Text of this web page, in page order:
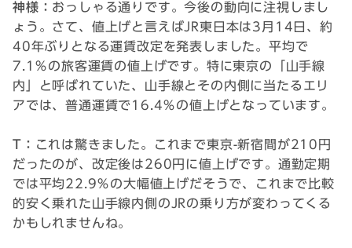
神様： おっしゃる通りです。今後の動向に注視しまし
ょう。さて、値上げと言えばJR東日本は3月14日、約
40年ぶりとなる運賃改定を発表しました。平均で
7.1％の旅客運賃の値上げです。特に東京の「山手線
内」と呼ばれていた、山手線とその内側に当たるエリ
アでは、普通運賃で16.4％の値上げとなっています。
T： これは驚きました。これまで東京-新宿間が210円
だったのが、改定後は260円に値上げです。通勤定期
では平均22.9％の大幅値上げだそうで、これまで比較
的安く乗れた山手線内側のJRの乗り方が変わってくる
かもしれませんね。